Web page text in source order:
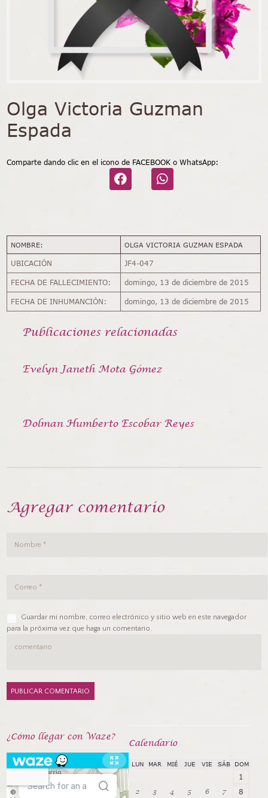
Olga Victoria Guzman
Espada
Comparte dando clic en el icono de FACEBOOK o WhatsApp:
NOMBRE: OLGA VICTORIA GUZMAN ESPADA
UBICACIÓN JF4-047
FECHA DE FALLECIMIENTO: domingo, 13 de diciembre de 2015
FECHA DE INHUMANCIÓN: domingo, 13 de diciembre de 2015
Publicaciones relacionadas
Evelyn Janeth Mota Gómez
Dolman Humberto Escobar Reyes
Agregar comentario
Guardar mi nombre, correo electrónico y sitio web en este navegador
para la próxima vez que haga un comentario.
¿Cómo llegar con Waze?
Calendarío
LUN MAR MIÉ JUE VIE SÁB DOM
1
2 3 4 5 6 7 8